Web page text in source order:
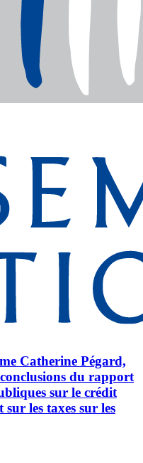
Catherine Pégard,
du rapport
sur le crédit
les taxes sur les